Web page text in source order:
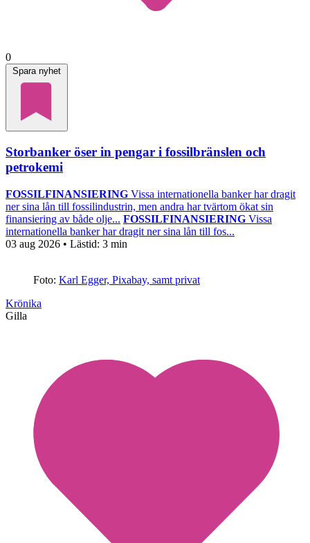
0
Spara nyhet
Storbanker öser in pengar i fossilbränslen och
petrokemi
FOSSILFINANSIERING Vissa internationella banker har dragit
ner sina lån till fossilindustrin, men andra har tvärtom ökat sin
finansiering av både olje... FOSSILFINANSIERING Vissa
internationella banker har dragit ner sina lån till fos...
03 aug 2026 • Lästid: 3 min
Foto: Karl Egger, Pixabay, samt privat
Krönika
Gilla